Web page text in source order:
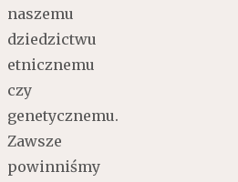
naszemu
dziedzictwu
etnicznemu
czy
genetycznemu.
Zawsze
powinniśmy